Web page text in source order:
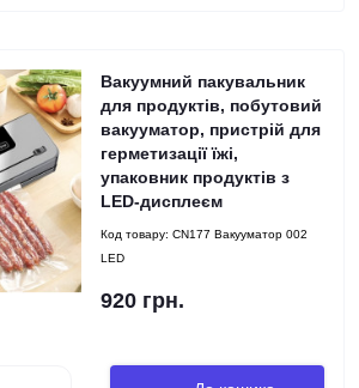
Вакуумний пакувальник
для продуктів, побутовий
вакууматор, пристрій для
герметизації їжі,
упаковник продуктів з
LED-дисплеєм
Код товару: CN177 Вакууматор 002
LED
920 грн.